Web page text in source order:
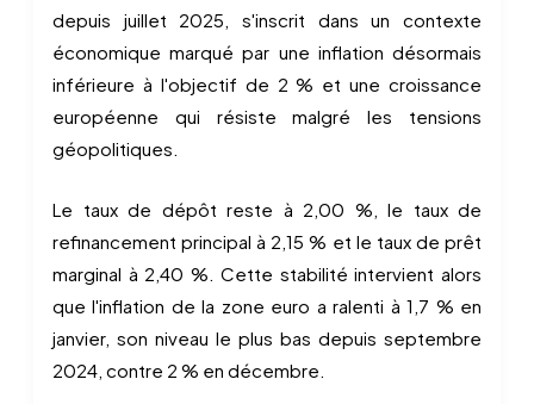
depuis juillet 2025, s'inscrit dans un contexte
économique marqué par une inflation désormais
inférieure à l'objectif de 2 % et une croissance
européenne qui résiste malgré les tensions
géopolitiques.
Le taux de dépôt reste à 2,00 %, le taux de
refinancement principal à 2,15 % et le taux de prêt
marginal à 2,40 %. Cette stabilité intervient alors
que l'inflation de la zone euro a ralenti à 1,7 % en
janvier, son niveau le plus bas depuis septembre
2024, contre 2 % en décembre.